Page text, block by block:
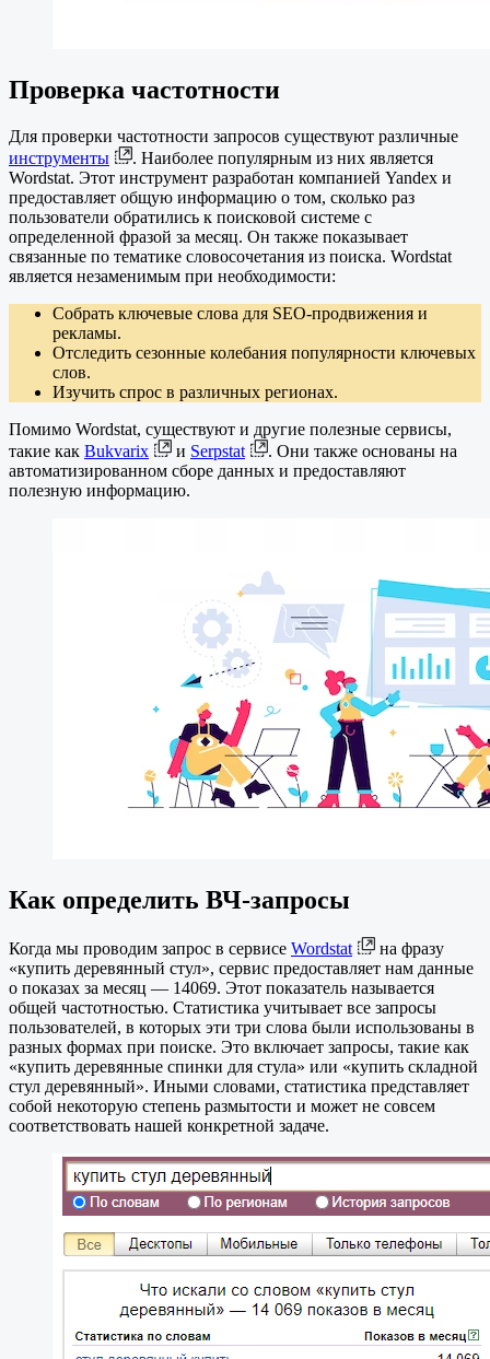
Проверка частотности
Для проверки частотности запросов существуют различные
инструменты
. Наиболее популярным из них является
Wordstat. Этот инструмент разработан компанией Yandex и
предоставляет общую информацию о том, сколько раз
пользователи обратились к поисковой системе с
определенной фразой за месяц. Он также показывает
связанные по тематике словосочетания из поиска. Wordstat
является незаменимым при необходимости:
Собрать ключевые слова для SEO-продвижения и
рекламы.
Отследить сезонные колебания популярности ключевых
слов.
Изучить спрос в различных регионах.
Помимо Wordstat, существуют и другие полезные сервисы,
такие как Bukvarix и Serpstat
. Они также основаны на
автоматизированном сборе данных и предоставляют
полезную информацию.
Как определить ВЧ-запросы
Когда мы проводим запрос в сервисе Wordstat
на фразу
«купить деревянный стул», сервис предоставляет нам данные
о показах за месяц — 14069. Этот показатель называется
общей частотностью. Статистика учитывает все запросы
пользователей, в которых эти три слова были использованы в
разных формах при поиске. Это включает запросы, такие как
«купить деревянные спинки для стула» или «купить складной
стул деревянный». Иными словами, статистика представляет
собой некоторую степень размытости и может не совсем
соответствовать нашей конкретной задаче.